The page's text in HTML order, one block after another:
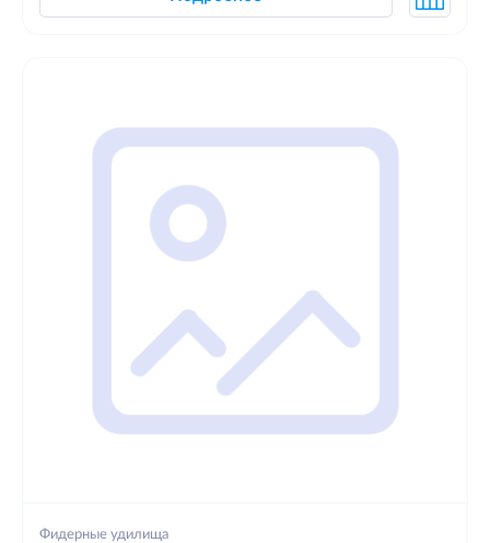
Фидерные удилища